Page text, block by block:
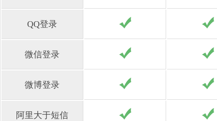
QQ登录
微信登录
微博登录
阿里大于短信